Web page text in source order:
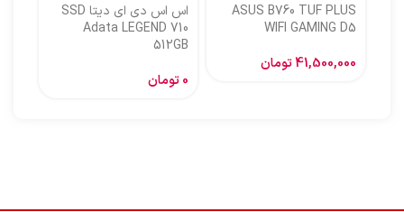
ASUS B760 TUF PLUS
WIFI GAMING D5
41,500,000تومان
اس اس دی ای دیتا SSD
Adata LEGEND 710
512GB
0تومان